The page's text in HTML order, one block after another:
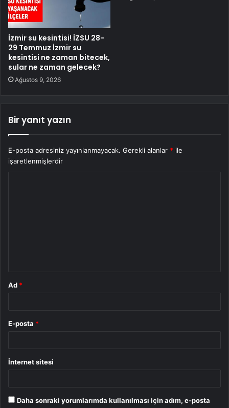
İzmir su kesintisi! İZSU 28-
29 Temmuz İzmir su
kesintisi ne zaman bitecek,
sular ne zaman gelecek?
Ağustos 9, 2026
Bir yanıt yazın
E-posta adresiniz yayınlanmayacak. Gerekli alanlar * ile
işaretlenmişlerdir
Ad *
E-posta *
İnternet sitesi
Daha sonraki yorumlarımda kullanılması için adım, e-posta